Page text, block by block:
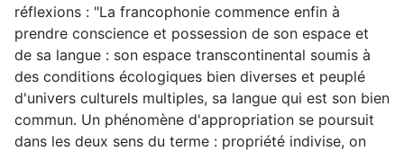
réflexions : "La francophonie commence enfin à
prendre conscience et possession de son espace et
de sa langue : son espace transcontinental soumis à
des conditions écologiques bien diverses et peuplé
d'univers culturels multiples, sa langue qui est son bien
commun. Un phénomène d'appropriation se poursuit
dans les deux sens du terme : propriété indivise, on